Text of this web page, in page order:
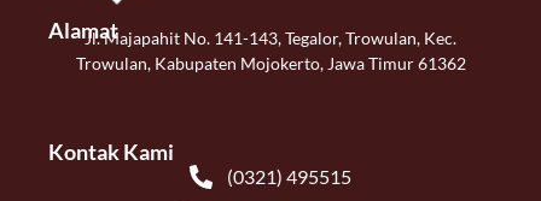
AlamatJl. Majapahit No. 141-143, Tegalor, Trowulan, Kec.
Trowulan, Kabupaten Mojokerto, Jawa Timur 61362
Kontak Kami
(0321) 495515